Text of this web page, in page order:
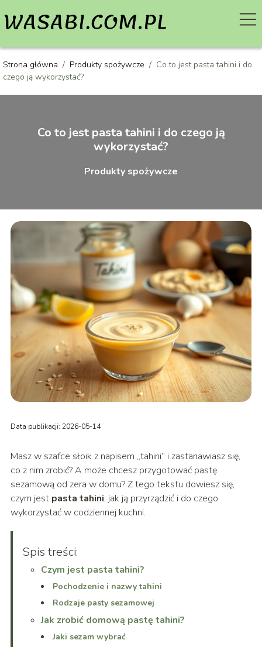
Strona główna / Produkty spożywcze / Co to jest pasta tahini i do
czego ją wykorzystać?
Co to jest pasta tahini i do czego ją
wykorzystać?
Produkty spożywcze
Data publikacji: 2026-05-14
Masz w szafce słoik z napisem „tahini” i zastanawiasz się,
co z nim zrobić? A może chcesz przygotować pastę
sezamową od zera w domu? Z tego tekstu dowiesz się,
czym jest pasta tahini, jak ją przyrządzić i do czego
wykorzystać w codziennej kuchni.
Spis treści:
Czym jest pasta tahini?
Pochodzenie i nazwy tahini
Rodzaje pasty sezamowej
Jak zrobić domową pastę tahini?
Jaki sezam wybrać